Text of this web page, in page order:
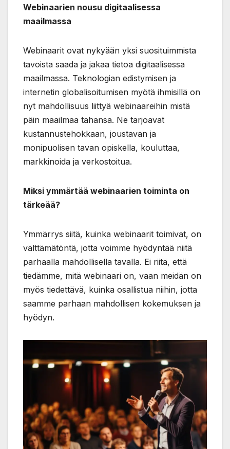
Webinaarien nousu digitaalisessa
maailmassa
Webinaarit ovat nykyään yksi suosituimmista
tavoista saada ja jakaa tietoa digitaalisessa
maailmassa. Teknologian edistymisen ja
internetin globalisoitumisen myötä ihmisillä on
nyt mahdollisuus liittyä webinaareihin mistä
päin maailmaa tahansa. Ne tarjoavat
kustannustehokkaan, joustavan ja
monipuolisen tavan opiskella, kouluttaa,
markkinoida ja verkostoitua.
Miksi ymmärtää webinaarien toiminta on
tärkeää?
Ymmärrys siitä, kuinka webinaarit toimivat, on
välttämätöntä, jotta voimme hyödyntää niitä
parhaalla mahdollisella tavalla. Ei riitä, että
tiedämme, mitä webinaari on, vaan meidän on
myös tiedettävä, kuinka osallistua niihin, jotta
saamme parhaan mahdollisen kokemuksen ja
hyödyn.